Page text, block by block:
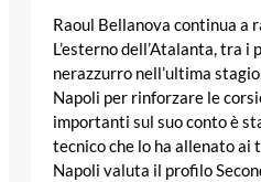
Raoul Bellanova continua a
L’esterno dell’Atalanta, tra
nerazzurro nell’ultima
Napoli per rinforzare le
importanti sul suo conto è
tecnico che lo ha allenato ai
Napoli valuta il profilo